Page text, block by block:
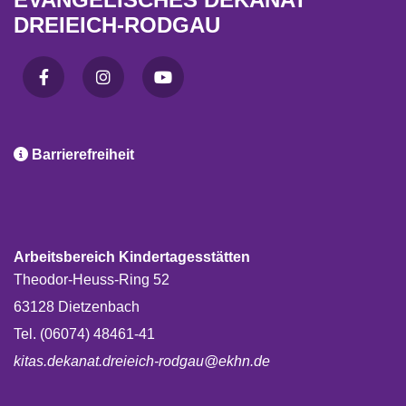
DREIEICH-RODGAU
 Barrierefreiheit
Arbeitsbereich Kindertagesstätten
Theodor-Heuss-Ring 52
63128 Dietzenbach
Tel. (06074) 48461-41
kitas.dekanat.dreieich-rodgau@ekhn.de